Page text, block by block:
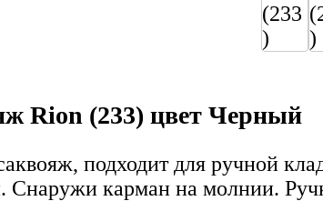
Rion (233) цвет Черный
подходит для ручной
карман на молнии.